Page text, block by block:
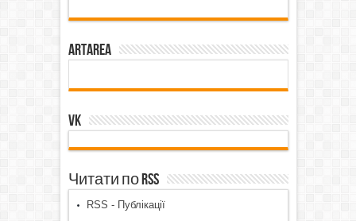
ArtArea
VK
Читати по RSS
RSS - Публікації